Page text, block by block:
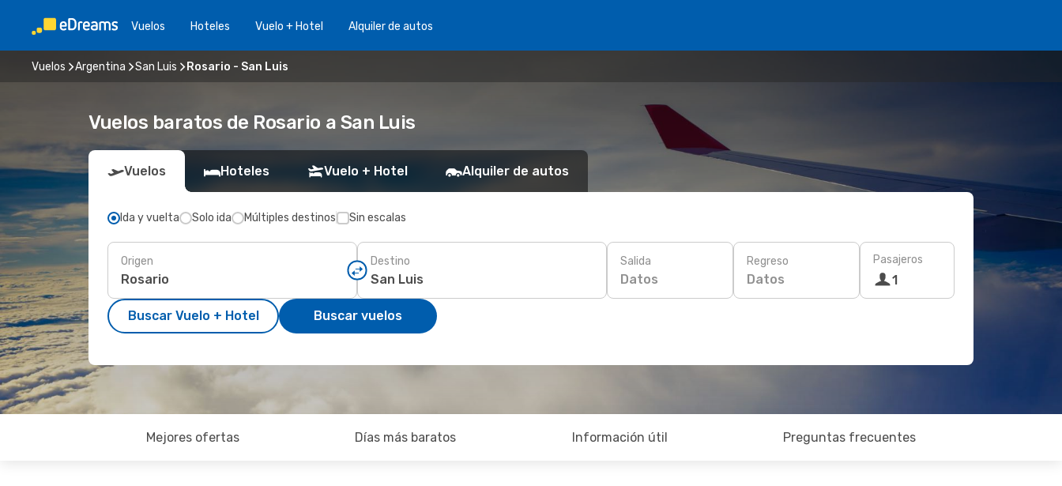
Vuelos Hoteles Vuelo + Hotel Alquiler de autos
Vuelos Argentina San Luis Rosario - San Luis
Vuelos baratos de Rosario a San Luis
Vuelos Hoteles Vuelo + Hotel Alquiler de autos
Ida y vuelta Solo ida Múltiples destinos Sin escalas
Origen Destino Salida
Datos
Regreso
Datos
Pasajeros
1
Buscar Vuelo + Hotel Buscar vuelos
Mejores ofertas Días más baratos Información útil Preguntas frecuentes